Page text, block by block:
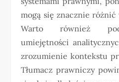
mogą się znacznie
Warto również
umiejętności
zrozumienie kontekstu
Tłumacz prawniczy